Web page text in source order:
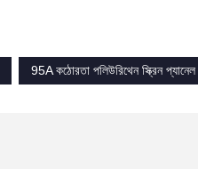
95A কঠোরতা পলিউরিথেন স্ক্রিন প্যানেল